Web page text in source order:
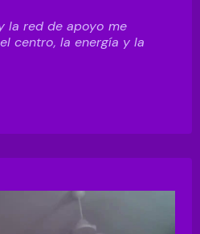
la red de apoyo me
centro, la energía y la